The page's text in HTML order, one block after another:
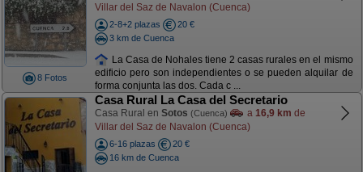
8 Fotos
Villar del Saz de Navalon (Cuenca)
2-8+2 plazas
20 €
3 km de Cuenca
La Casa de Nohales tiene 2 casas rurales en el mismo
edificio pero son independientes o se pueden alquilar de
forma conjunta las dos. Cada c ...
Casa Rural La Casa del Secretario
Casa Rural en Sotos (Cuenca) a 16,9 km de
Villar del Saz de Navalon (Cuenca)
6-16 plazas
20 €
16 km de Cuenca